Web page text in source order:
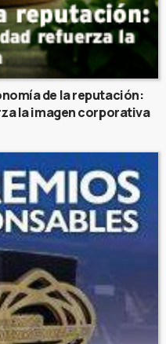
de la reputación:
la imagen corporativa